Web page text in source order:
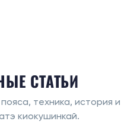
СТАТЬИ
техника, история и
киокушинкай.